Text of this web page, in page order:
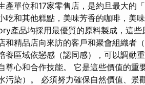
產單位和17家零售店，是約旦最大的
吃和其他糕點，美味芳香的咖啡，美
產品均採用最優質的原料製成，這些
和精品店向來訪的客戶和聚會組織者
養區域依戀感（認同感），可以調動
尊心和合作技能。 它是這些價值的重
污染）。 必須努力確保自然價值、景